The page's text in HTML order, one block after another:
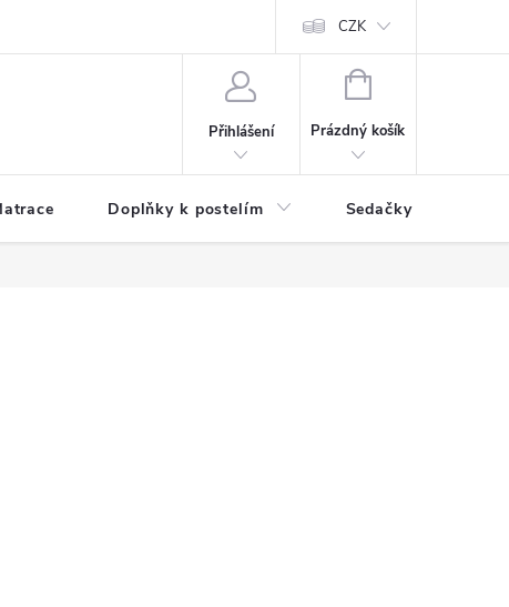
Podmínky ochrany osobních údajů
CZK
Přihlášení
NÁKUPNÍ
Prázdný košík
Doplňky k postelím Sedačky